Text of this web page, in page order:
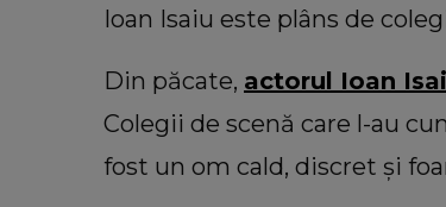
Ioan Isaiu este plâns de
Din păcate, actorul Ioan
Colegii de scenă care l-au
fost un om cald, discret și